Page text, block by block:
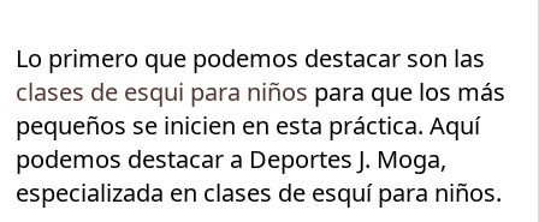
Lo primero que podemos destacar son las
clases de esqui para niños para que los más
pequeños se inicien en esta práctica. Aquí
podemos destacar a Deportes J. Moga,
especializada en clases de esquí para niños.